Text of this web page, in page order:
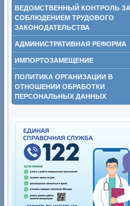
ВЕДОМСТВЕННЫЙ КОНТРОЛЬ ЗА
СОБЛЮДЕНИЕМ ТРУДОВОГО
ЗАКОНОДАТЕЛЬСТВА
АДМИНИСТРАТИВНАЯ РЕФОРМА
ИМПОРТОЗАМЕЩЕНИЕ
ПОЛИТИКА ОРГАНИЗАЦИИ В
ОТНОШЕНИИ ОБРАБОТКИ
ПЕРСОНАЛЬНЫХ ДАННЫХ